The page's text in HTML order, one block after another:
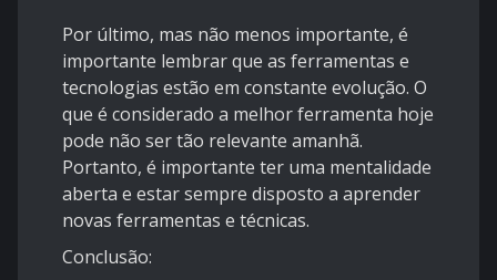
Por último, mas não menos importante, é
importante lembrar que as ferramentas e
tecnologias estão em constante evolução. O
que é considerado a melhor ferramenta hoje
pode não ser tão relevante amanhã.
Portanto, é importante ter uma mentalidade
aberta e estar sempre disposto a aprender
novas ferramentas e técnicas.
Conclusão: